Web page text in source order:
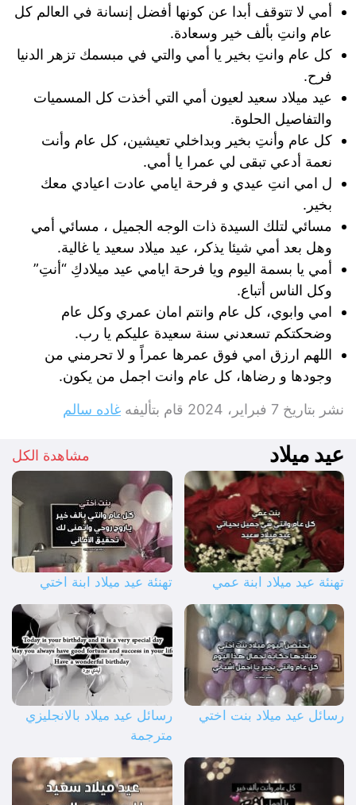
أمي لا تتوقف أبدا عن كونها أفضل إنسانة في العالم كل
عام وانتِ بألف خير وسعادة.
كل عام وانتِ بخير يا أمي والتي في مبسمك تزهر الدنيا
فرح.
عيد ميلاد سعيد لعيون أمي التي أخذت كل المسميات
والتفاصيل الحلوة.
كل عام وأنتِ بخير وبداخلي تعيشين، كل عام وأنت
نعمة أدعي تبقى لي عمرا يا أمي.
‏ل امي ‏انتِ عيدي و فرحة ايامي ‏عادت اعيادي معك
بخير.
مسائي لتلك السيدة ذات الوجه الجميل ، مسائي أمي
وهل بعد أمي شيئا يذكر، عيد ميلاد سعيد يا غالية.
أمي ‏يا بسمة اليوم ويا فرحة ايامي عيد ميلادكِ “أنتِ”
وكل الناس أتباع.
امي وابوي، كل عام وانتم امان عمري وكل عام
وضحكتكم تسعدني سنة سعيدة عليكم يا رب.
اللهم ارزق امي فوق عمرها عمراً ‏و لا تحرمني من
وجودها و رضاها، كل عام وانت اجمل من يكون.
نشر بتاريخ 7 فبراير، 2024 قام بتأليفه غاده سالم
عيد ميلاد مشاهدة الكل
تهنئة عيد ميلاد ابنة عمي تهنئة عيد ميلاد ابنة اختي
رسائل عيد ميلاد بنت اختي
رسائل عيد ميلاد بالانجليزي
مترجمة